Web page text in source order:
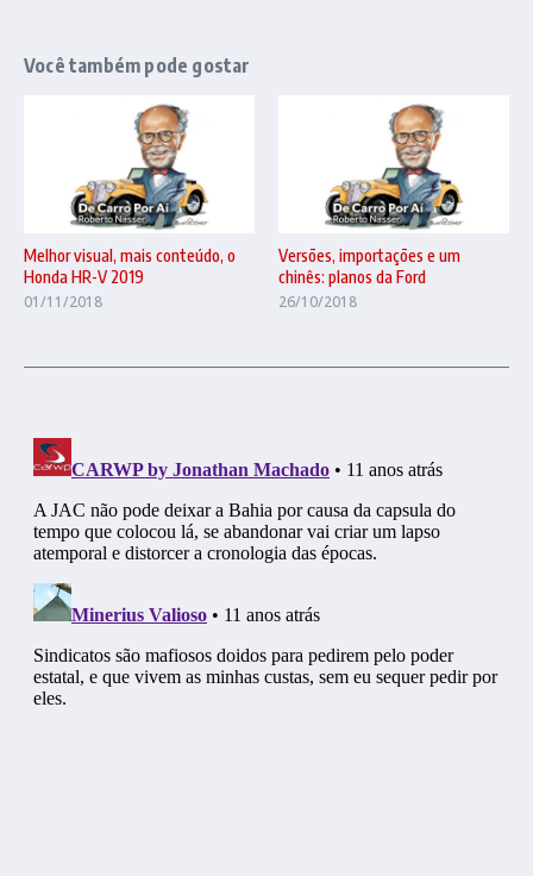
Você também pode gostar
Melhor visual, mais conteúdo, o
Honda HR-V 2019
01/11/2018
Versões, importações e um
chinês: planos da Ford
26/10/2018